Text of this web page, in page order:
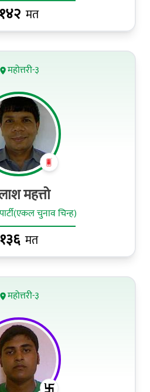
१४२ मत
महोत्तरी-३
महत्तो
चुनाव चिन्ह)
१३६ मत
महोत्तरी-३